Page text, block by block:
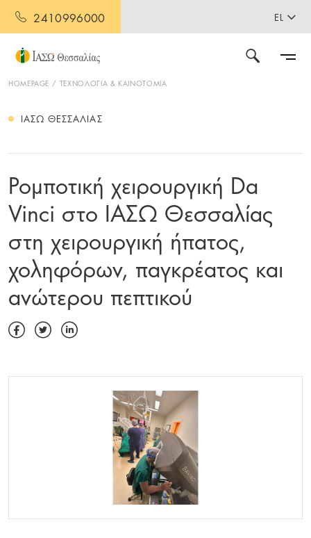
2410996000 EL
HOMEPAGE ΤΕΧΝΟΛΟΓΙΑ & ΚΑΙΝΟΤΟΜΙΑ
ΙΑΣΩ ΘΕΣΣΑΛΊΑΣ
Ρομποτική χειρουργική Da
Vinci στο ΙΑΣΩ Θεσσαλίας
στη χειρουργική ήπατος,
χοληφόρων, παγκρέατος και
ανώτερου πεπτικού